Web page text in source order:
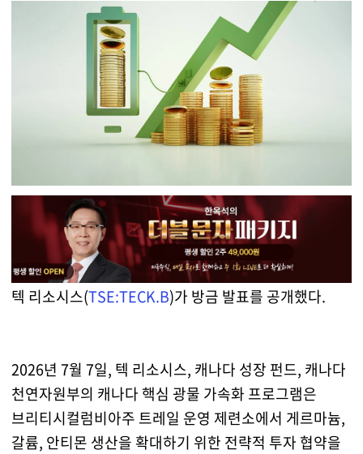
텍 리소시스(TSE:TECK.B)가 방금 발표를 공개했다.
2026년 7월 7일, 텍 리소시스, 캐나다 성장 펀드, 캐나다
천연자원부의 캐나다 핵심 광물 가속화 프로그램은
브리티시컬럼비아주 트레일 운영 제련소에서 게르마늄,
갈륨, 안티몬 생산을 확대하기 위한 전략적 투자 협약을